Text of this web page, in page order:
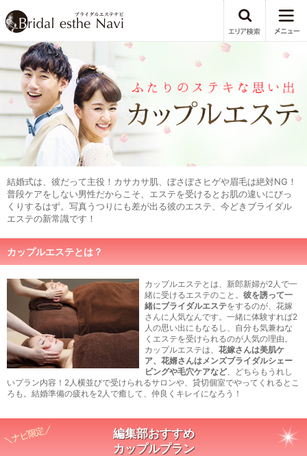
結婚式は、彼だって主役！カサカサ肌、ぼさぼさヒゲや眉毛は絶対NG！
普段ケアをしない男性だからこそ、エステを受けるとお肌の違いにびっ
くりするはず。写真うつりにも差が出る彼のエステ、今どきブライダル
エステの新常識です！
カップルエステとは？
カップルエステとは、新郎新婦が2人で一
緒に受けるエステのこと。 彼を誘って一
緒にブライダルエステをするのが、花嫁
さんに人気なんです。一緒に体験すれば2
人の思い出にもなるし、自分も気兼ねな
くエステを受けられるのが人気の理由。
カップルエステは、 花嫁さんは美肌ケ
ア、花婿さんはメンズブライダルシェー
ビングや毛穴ケアなど、どちらもうれし
いプラン内容！2人横並びで受けられるサロンや、貸切個室でやってくれるとこ
ろも。結婚準備の疲れを2人で癒して、仲良くキレイになろう！
＼ナビ限定／
編集部おすすめ
カップルプラン